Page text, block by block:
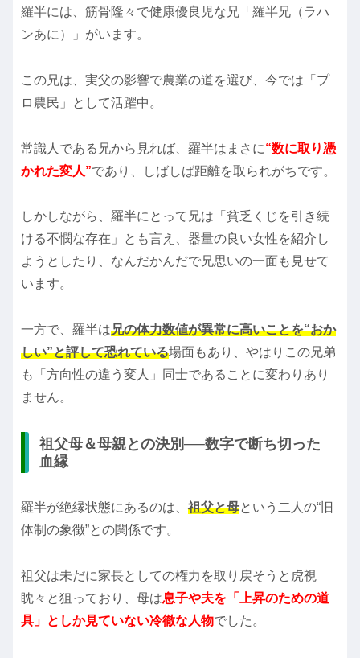
羅半には、筋骨隆々で健康優良児な兄「羅半兄（ラハ
ンあに）」がいます。
この兄は、実父の影響で農業の道を選び、今では「プ
ロ農民」として活躍中。
常識人である兄から見れば、羅半はまさに“数に取り憑
かれた変人”であり、しばしば距離を取られがちです。
しかしながら、羅半にとって兄は「貧乏くじを引き続
ける不憫な存在」とも言え、器量の良い女性を紹介し
ようとしたり、なんだかんだで兄思いの一面も見せて
います。
一方で、羅半は兄の体力数値が異常に高いことを“おか
しい”と評して恐れている場面もあり、やはりこの兄弟
も「方向性の違う変人」同士であることに変わりあり
ません。
祖父母＆母親との決別──数字で断ち切った
血縁
羅半が絶縁状態にあるのは、 祖父と母という二人の“旧
体制の象徴”との関係です。
祖父は未だに家長としての権力を取り戻そうと虎視
眈々と狙っており、母は息子や夫を「上昇のための道
具」としか見ていない冷徹な人物でした。